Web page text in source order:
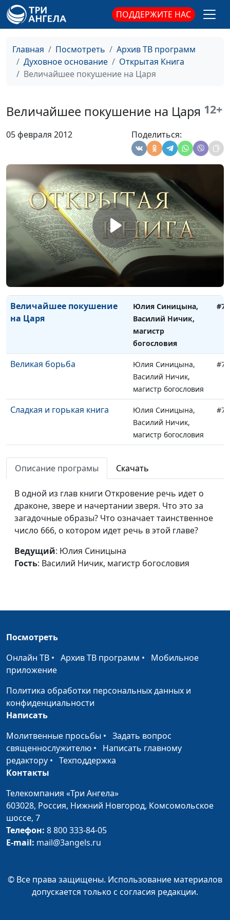
ПОДДЕРЖИТЕ НАС
Главная Посмотреть
Архив ТВ программ
Духовное основание
Открытая Книга
Величайшее покушение на Царя
Величайшее покушение на Царя 12+
05 февраля 2012 Поделиться:
магистр богословия
Что такое гнев Божий?
Юлия Синицына,
Роман Гейкер,
магистр богословия
Новый город
Юлия Синицына,
Василий Ничик,
магистр богословия
Свадьба вселенского
масштаба
Василий Ничик,
магистр богословия
Вавилон как система
религиозного устройства
Юлия Синицына,
Василий Ничик,
магистр богословия
В ожидании Христа
Юлия Синицына,
Василий Ничик,
магистр богословия
Величайшее покушение
на Царя
Юлия Синицына,
Василий Ничик,
магистр
богословия
Великая борьба
Юлия Синицына,
Василий Ничик,
магистр богословия
Сладкая и горькая книга
Юлия Синицына,
Василий Ничик,
магистр богословия
Взаимоотношения церкви и
мира
Василий Ничик,
магистр богословия
Кто может пребывать на
святой горе Божьей?
Юлия Синицына,
Василий Ничик,
магистр богословия
Величие и Слава Божья
Василий Ничик,
магистр богословия
Откровение. Чему
магистр богословия
Павел Бондарев,
Павел Бондарев,
священнослужитель
Испытания и искушения
Две формы поклонения
Богу
Павел Бондарев,
священнослужитель
Описание програмы Скачать
В одной из глав книги Откровение речь идет о
драконе, звере и начертании зверя. Что это за
загадочные образы? Что означает таинственное
число 666, о котором идет речь в этой главе?
Ведущий: Юлия Синицына
Гость: Василий Ничик, магистр богословия
Посмотреть
Онлайн ТВ • Архив ТВ программ • Мобильное
приложение
Политика обработки персональных данных и
конфиденциальности
Написать
Молитвенные просьбы • Задать вопрос
священнослужителю • Написать главному
редактору • Техподдержка
Контакты
Телекомпания «Три Ангела»
603028, Россия, Нижний Новгород, Комсомольское
шоссе, 7
Телефон: 8 800 333-84-05
E-mail: mail@3angels.ru
© Все права защищены. Использование материалов
допускается только с согласия редакции.